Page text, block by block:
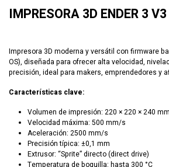
IMPRESORA 3D ENDER 3
Impresora 3D moderna y versátil con firmware
OS), diseñada para ofrecer alta velocidad,
precisión, ideal para makers, emprendedores y
Características clave:
Volumen de impresión: 220 × 220 × 240 mm
Velocidad máxima: 500 mm/s
Aceleración: 2500 mm/s
Precisión típica: ±0,1 mm
Extrusor: “Sprite” directo (direct drive)
Temperatura de boquilla: hasta 300 °C